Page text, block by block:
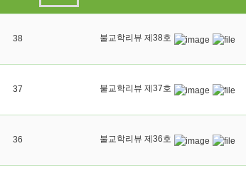
38 불교학리뷰 제38호
37 불교학리뷰 제37호
36 불교학리뷰 제36호